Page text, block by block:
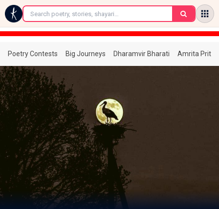
←
Poetry Contests Big Journeys Dharamvir Bharati Amrita